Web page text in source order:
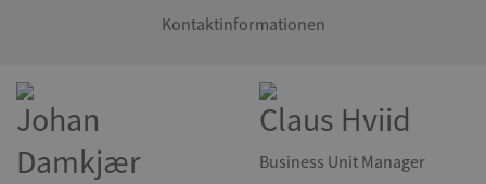
Kontaktinformationen
Johan
Damkjær
Claus Hviid
Business Unit Manager